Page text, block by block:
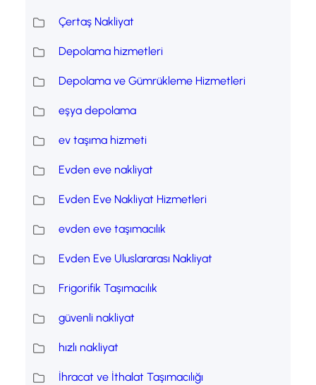
Çertaş Nakliyat
Depolama hizmetleri
Depolama ve Gümrükleme Hizmetleri
eşya depolama
ev taşıma hizmeti
Evden eve nakliyat
Evden Eve Nakliyat Hizmetleri
evden eve taşımacılık
Evden Eve Uluslararası Nakliyat
Frigorifik Taşımacılık
güvenli nakliyat
hızlı nakliyat
İhracat ve İthalat Taşımacılığı